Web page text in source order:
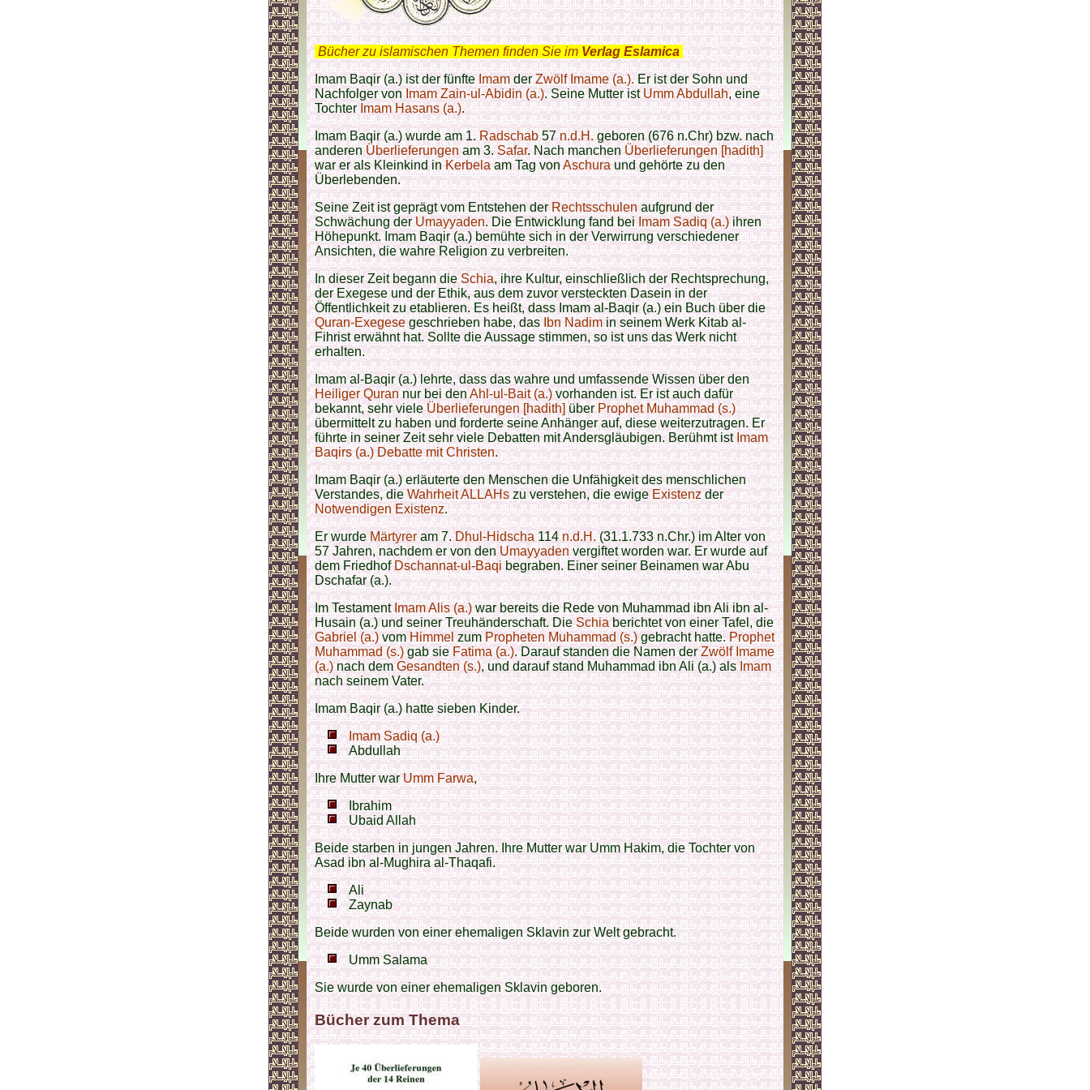
Bücher zu islamischen Themen finden Sie im Verlag Eslamica
Imam Baqir (a.) ist der fünfteImamderZwölf Imame (a.).Er ist der Sohn und
Nachfolger vonImam Zain-ul-Abidin (a.). Seine Mutter istUmm Abdullah, eine
TochterImam Hasans (a.).
Imam Baqir (a.) wurde am 1.Radschab57n.d.H.geboren (676 n.Chr) bzw. nach
anderenÜberlieferungenam 3.Safar. Nach manchenÜberlieferungen [hadith]
war er als Kleinkind inKerbelaam Tag vonAschuraund gehörte zu den
Überlebenden.
Seine Zeit ist geprägt vom Entstehen derRechtsschulenaufgrund der
Schwächung derUmayyaden. Die Entwicklung fand beiImam Sadiq (a.)ihren
Höhepunkt. Imam Baqir (a.) bemühte sich in der Verwirrung verschiedener
Ansichten, die wahre Religion zu verbreiten.
In dieser Zeit begann dieSchia, ihre Kultur, einschließlich der Rechtsprechung,
der Exegese und der Ethik, aus dem zuvor versteckten Dasein in der
Öffentlichkeit zu etablieren. Es heißt, dass Imam al-Baqir (a.) ein Buch über die
Quran-Exegesegeschrieben habe, dasIbn Nadimin seinem Werk Kitab al-
Fihrist erwähnt hat. Sollte die Aussage stimmen, so ist uns das Werk nicht
erhalten.
Imam al-Baqir (a.) lehrte, dass das wahre und umfassende Wissen über den
Heiliger Qurannur bei denAhl-ul-Bait (a.)vorhanden ist. Er ist auch dafür
bekannt, sehr vieleÜberlieferungen [hadith]überProphet Muhammad (s.)
übermittelt zu haben und forderte seine Anhänger auf, diese weiterzutragen. Er
führte in seiner Zeit sehr viele Debatten mit Andersgläubigen. Berühmt istImam
Baqirs (a.) Debatte mit Christen.
Imam Baqir (a.) erläuterte den Menschen die Unfähigkeit des menschlichen
Verstandes, dieWahrheitALLAHszu verstehen, die ewigeExistenzder
Notwendigen Existenz.
Er wurdeMärtyreram 7.Dhul-Hidscha114n.d.H.(31.1.733 n.Chr.) im Alter von
57 Jahren, nachdem er von denUmayyadenvergiftet worden war. Er wurde auf
dem FriedhofDschannat-ul-Baqibegraben. Einer seiner Beinamen war Abu
Dschafar (a.).
Im TestamentImam Alis (a.)war bereits die Rede von Muhammad ibn Ali ibn al-
Husain (a.) und seiner Treuhänderschaft. DieSchiaberichtet von einer Tafel, die
Gabriel (a.)vomHimmelzumPropheten Muhammad (s.)gebracht hatte.Prophet
Muhammad (s.)gab sieFatima (a.). Darauf standen die Namen derZwölf Imame
(a.)nach demGesandten (s.), und darauf stand Muhammad ibn Ali (a.) alsImam
nach seinem Vater.
Imam Baqir (a.) hatte sieben Kinder.
Imam Sadiq (a.)
Abdullah
Ihre Mutter warUmm Farwa,
Ibrahim
Ubaid Allah
Beide starben in jungen Jahren. Ihre Mutter war Umm Hakim, die Tochter von
Asad ibn al-Mughira al-Thaqafi.
Ali
Zaynab
Beide wurden von einer ehemaligen Sklavin zur Welt gebracht.
Umm Salama
Sie wurde von einer ehemaligen Sklavin geboren.
Bücher zum Thema